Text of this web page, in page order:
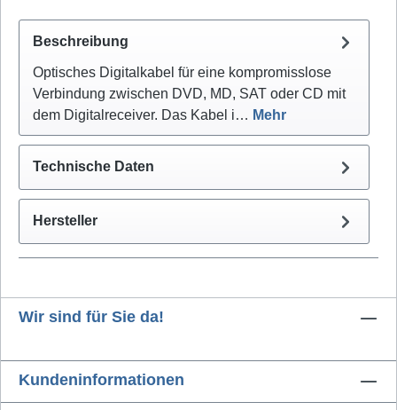
Beschreibung
Optisches Digitalkabel für eine kompromisslose
Verbindung zwischen DVD, MD, SAT oder CD mit
dem Digitalreceiver. Das Kabel i… Mehr
Technische Daten
Hersteller
Wir sind für Sie da!
Kundeninformationen